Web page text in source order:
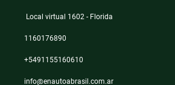
Local virtual 1602 - Florida
1160176890
+5491155160610
info@enautoabrasil.com.ar